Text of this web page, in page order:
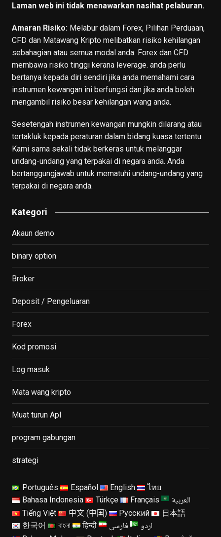
Laman web ini tidak menawarkan nasihat pelaburan.
Amaran Risiko:Melabur dalam Forex, Pilihan Perduaan,
CFD dan Matawang Kripto melibatkan risiko kehilangan
sebahagian atau semua modal anda. Forex dan CFD
membawa risiko tinggi kerana leverage. anda perlu
bertanya kepada diri sendiri jika anda memahami cara
instrumen kewangan ini berfungsi dan jika anda boleh
mengambil risiko besar kehilangan wang anda.
Sesetengah instrumen kewangan mungkin dilarang atau
tertakluk kepada peraturan dalam bidang kuasa tertentu.
Kami sama sekali tidak berkeras untuk melanggar
undang-undang yang terpakai di negara anda. Anda
bertanggungjawab untuk mematuhi undang-undang yang
terpakai di negara anda.
Kategori
Akaun demo
binary option
Broker
Deposit / Pengeluaran
Forex
Kod promosi
Log masuk
Mata wang kripto
Muat turun Apl
program gabungan
strategi
Português Español English
ไทย
Bahasa Indonesia
Türkçe Français العربية
Tiếng Việt 中文 (中国) Русский
日本語
한국어
বাংলা हिन्दी فارسی اردو